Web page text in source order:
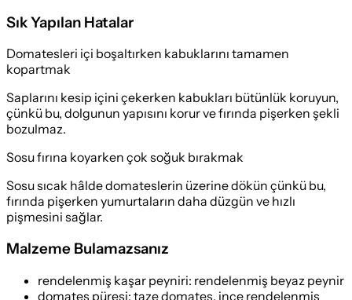
Sık Yapılan Hatalar
Domatesleri içi boşaltırken kabuklarını tamamen
kopartmak
Saplarını kesip içini çekerken kabukları bütünlük koruyun,
çünkü bu, dolgunun yapısını korur ve fırında pişerken şekli
bozulmaz.
Sosu fırına koyarken çok soğuk bırakmak
Sosu sıcak hâlde domateslerin üzerine dökün çünkü bu,
fırında pişerken yumurtaların daha düzgün ve hızlı
pişmesini sağlar.
Malzeme Bulamazsanız
rendelenmiş kaşar peyniri: rendelenmiş beyaz peynir
domates püresi: taze domates, ince rendelenmiş